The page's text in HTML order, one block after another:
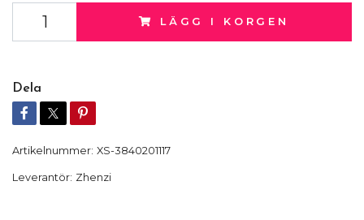
LÄGG I KORGEN
Dela
Artikelnummer: XS-3840201117
Leverantör: Zhenzi